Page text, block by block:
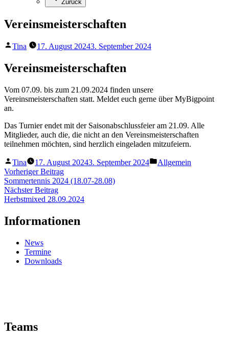
Zurück
Vereinsmeisterschaften
Veröffentlicht
Tina 17. August 20243. September 2024
Vereinsmeisterschaften
Vom 07.09. bis zum 21.09.2024 finden unsere
Vereinsmeisterschaften statt. Meldet euch gerne über MyBigpoint
an.
Das Turnier endet mit der Saisonabschlussfeier am 21.09. Alle
Mitglieder, auch die, die nicht an den Vereinsmeisterschaften
teilnehmen möchten, sind herzlich eingeladen mitzufeiern.
Veröffentlicht
von
Tina 17. August 20243. September 2024
Veröffentlicht
Allgemein
Beitragsnavigation
Vorheriger BeitragVorheriger
Beitrag:
Sommertennis 2024 (18.07-28.08)
Nächster BeitragNächster
Beitrag:
Herbstmixed 28.09.2024
Informationen
News
Termine
Downloads
Teams